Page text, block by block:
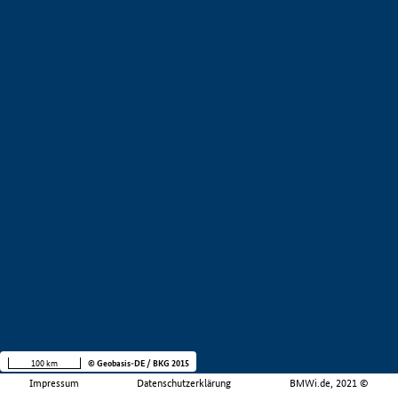
Impressum Datenschutzerklärung BMWi.de, 2021 ©
100 km © Geobasis-DE / BKG 2015